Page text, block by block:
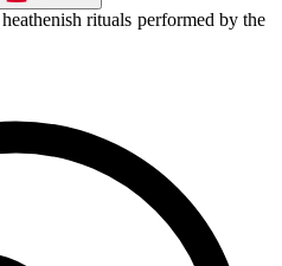
heathenish rituals performed by the